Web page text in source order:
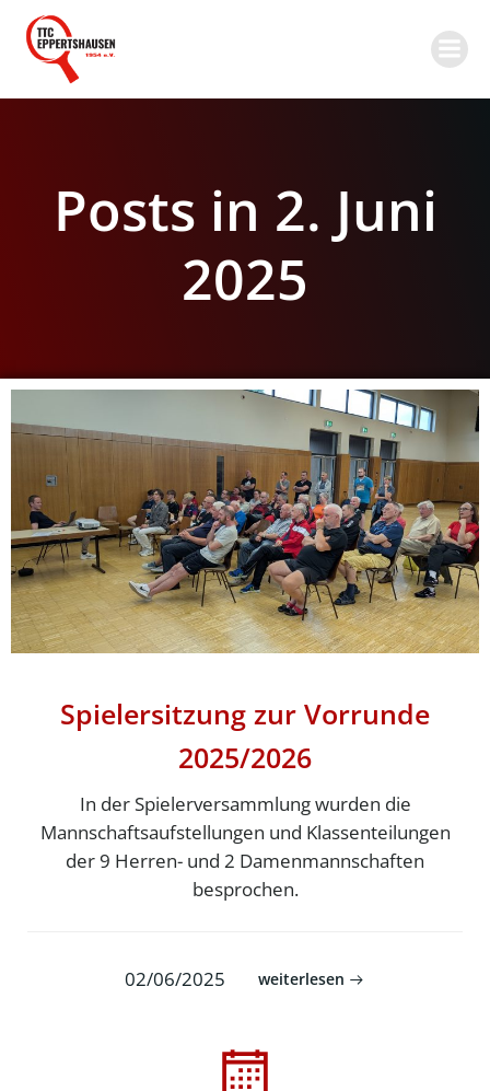
Posts in 2. Juni
2025
Spielersitzung zur Vorrunde
2025/2026
In der Spielerversammlung wurden die
Mannschaftsaufstellungen und Klassenteilungen
der 9 Herren- und 2 Damenmannschaften
besprochen.
02/06/2025 weiterlesen